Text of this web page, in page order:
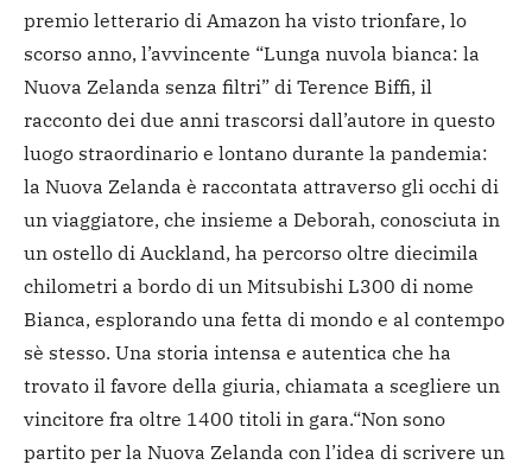
premio letterario di Amazon ha visto trionfare, lo
scorso anno, l’avvincente “Lunga nuvola bianca: la
Nuova Zelanda senza filtri” di Terence Biffi, il
racconto dei due anni trascorsi dall’autore in questo
luogo straordinario e lontano durante la pandemia:
la Nuova Zelanda è raccontata attraverso gli occhi di
un viaggiatore, che insieme a Deborah, conosciuta in
un ostello di Auckland, ha percorso oltre diecimila
chilometri a bordo di un Mitsubishi L300 di nome
Bianca, esplorando una fetta di mondo e al contempo
sè stesso. Una storia intensa e autentica che ha
trovato il favore della giuria, chiamata a scegliere un
vincitore fra oltre 1400 titoli in gara.“Non sono
partito per la Nuova Zelanda con l’idea di scrivere un